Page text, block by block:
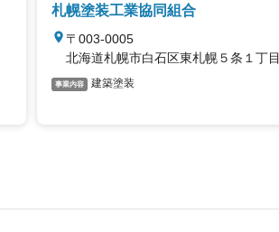
札幌塗装工業協同組合
〒003-0005
北海道札幌市白石区東札幌５条１丁目
事業内容 建築塗装